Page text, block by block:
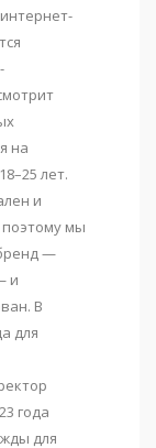
на
лет.
и
поэтому мы
—
и
В
для
года
для